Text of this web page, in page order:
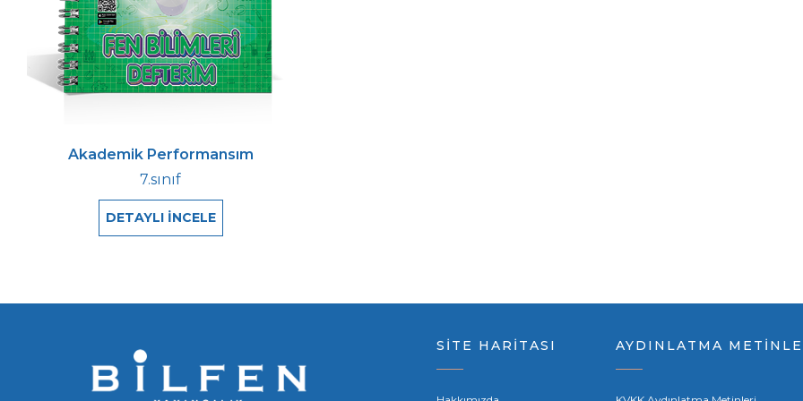
Akademik Performansım
7.sınıf
DETAYLI İNCELE
SİTE HARİTASI AYDINLATMA